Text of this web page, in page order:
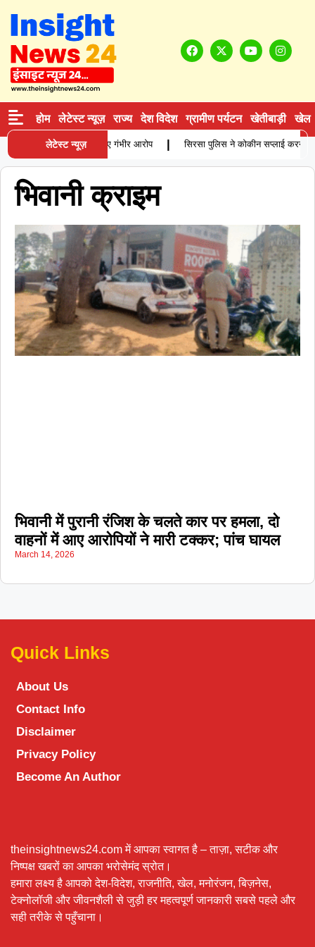
होम लेटेस्ट न्यूज़ राज्य देश विदेश ग्रामीण पर्यटन खेतीबाड़ी खेल
लेटेस्ट न्यूज़
की मौत, परिजनों ने लगाए गंभीर आरोप सिरसा पुलिस ने कोकीन सप्लाई करने
भिवानी क्राइम
भिवानी में पुरानी रंजिश के चलते कार पर हमला, दो
वाहनों में आए आरोपियों ने मारी टक्कर; पांच घायल
March 14, 2026
Quick Links
About Us
Contact Info
Disclaimer
Privacy Policy
Become An Author
theinsightnews24.com में आपका स्वागत है – ताज़ा, सटीक और
निष्पक्ष खबरों का आपका भरोसेमंद स्रोत।
हमारा लक्ष्य है आपको देश-विदेश, राजनीति, खेल, मनोरंजन, बिज़नेस,
टेक्नोलॉजी और जीवनशैली से जुड़ी हर महत्वपूर्ण जानकारी सबसे पहले और
सही तरीके से पहुँचाना।